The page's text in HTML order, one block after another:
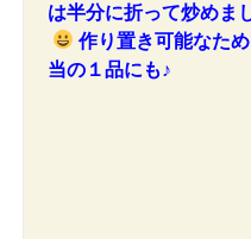
は半分に折って炒めま
作り置き可能なた
当の１品にも♪